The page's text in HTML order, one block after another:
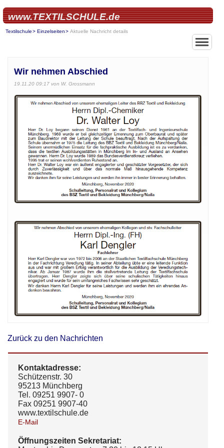
www.TEXTILSCHULE.de
Textilschule Einzelseiten Aktuelle Nachricht details
Wir nehmen Abschied
19.11.20 09:17 von W. Grossmann
Zurück zu den Nachrichten
Kontaktadresse:
Schützenstr. 30
95213 Münchberg
Tel. 09251 9907- 0
Fax 09251 9907-40
www.textilschule.de
E-Mail
Öffnungszeiten Sekretariat: